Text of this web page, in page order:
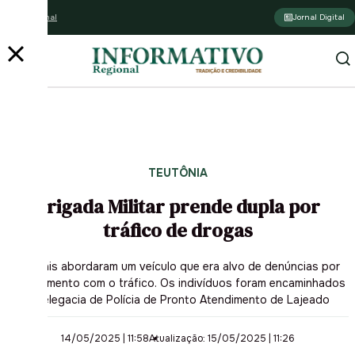
Assine o jornal Jornal Digital
TEUTÔNIA
Brigada Militar prende dupla por
tráfico de drogas
Policiais abordaram um veículo que era alvo de denúncias por
envolvimento com o tráfico. Os indivíduos foram encaminhados
à Delegacia de Polícia de Pronto Atendimento de Lajeado
14/05/2025 | 11:58Atualização: 15/05/2025 | 11:26